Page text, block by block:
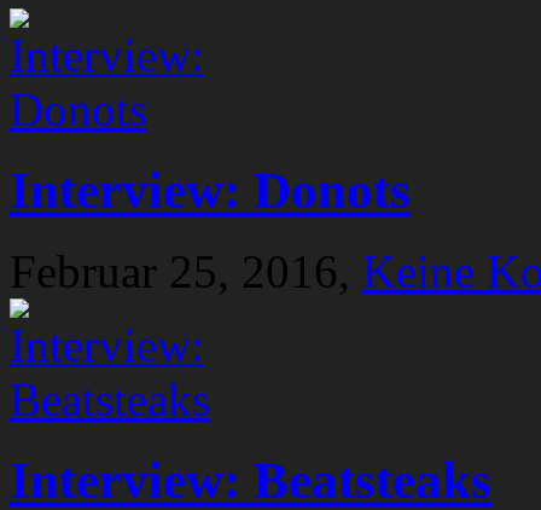
Interview: Donots
Februar 25, 2016, Keine
Interview: Beatsteaks